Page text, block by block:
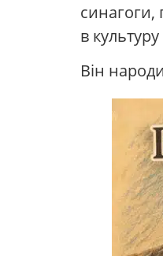
синагоги,
в
Він